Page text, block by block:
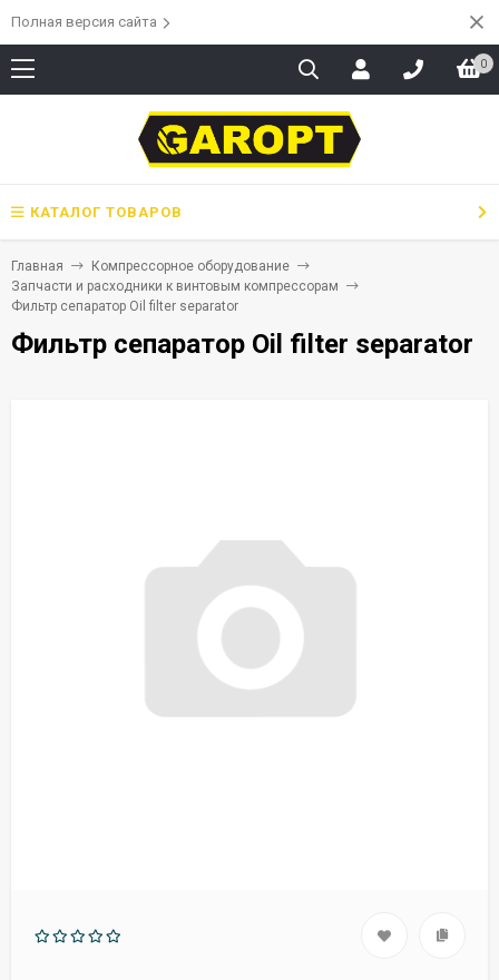
Полная версия сайта
0
КАТАЛОГ ТОВАРОВ
Главная
Компрессорное оборудование
Запчасти и расходники к винтовым компрессорам
Фильтр сепаратор Oil filter separator
Фильтр сепаратор Oil filter separator